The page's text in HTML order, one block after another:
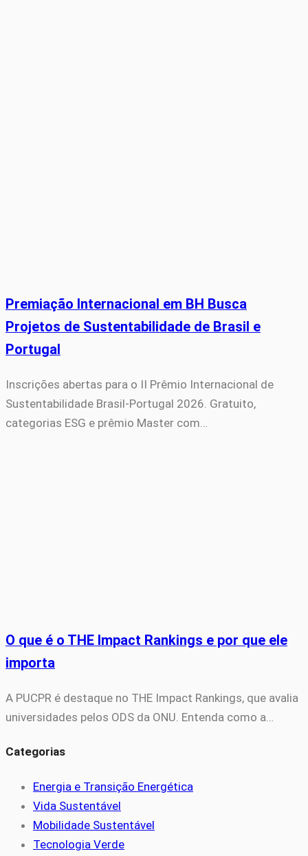
Premiação Internacional em BH Busca
Projetos de Sustentabilidade de Brasil e
Portugal
Inscrições abertas para o II Prêmio Internacional de
Sustentabilidade Brasil-Portugal 2026. Gratuito,
categorias ESG e prêmio Master com…
O que é o THE Impact Rankings e por que ele
importa
A PUCPR é destaque no THE Impact Rankings, que avalia
universidades pelos ODS da ONU. Entenda como a…
Categorias
Energia e Transição Energética
Vida Sustentável
Mobilidade Sustentável
Tecnologia Verde